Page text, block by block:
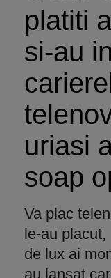
platiti
si-au
uriasi
soap
Va plac
le-au
de lux ai
au lansat